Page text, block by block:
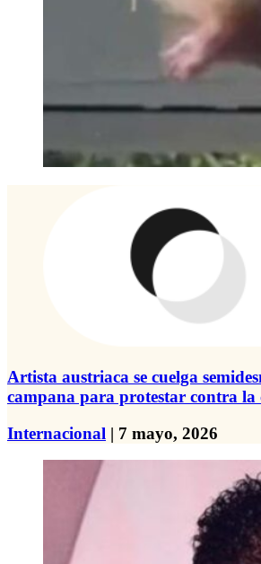
Artista austriaca se cuelga
campana para protestar contra la
Internacional | 7 mayo, 2026